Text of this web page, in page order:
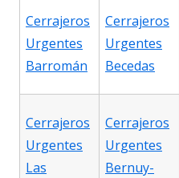
Cerrajeros
Urgentes
Barromán
Cerrajeros
Urgentes
Becedas
Cerrajeros
Urgentes
Las
Cerrajeros
Urgentes
Bernuy-